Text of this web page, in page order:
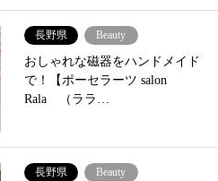
長野県 Beauty
おしゃれな磁器をハンドメイド
で！【ポーセラーツ salon
Rala （ララ…
長野県 Beauty